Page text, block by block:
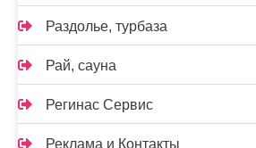
Раздолье, турбаза
Рай, сауна
Регинас Сервис
Реклама и Контакты